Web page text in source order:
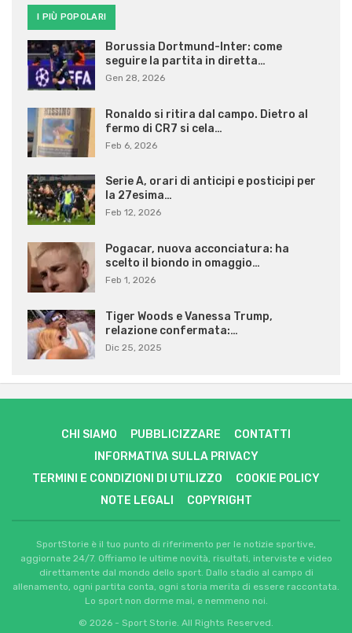
I PIÙ POPOLARI
Borussia Dortmund-Inter: come
seguire la partita in diretta…
Gen 28, 2026
Ronaldo si ritira dal campo. Dietro al
fermo di CR7 si cela…
Feb 6, 2026
Serie A, orari di anticipi e posticipi per
la 27esima…
Feb 12, 2026
Pogacar, nuova acconciatura: ha
scelto il biondo in omaggio…
Feb 1, 2026
Tiger Woods e Vanessa Trump,
relazione confermata:…
Dic 25, 2025
CHI SIAMO PUBBLICIZZARE
CONTATTI
INFORMATIVA SULLA PRIVACY
TERMINI E CONDIZIONI DI UTILIZZO
COOKIE POLICY
NOTE LEGALI
COPYRIGHT
SportStorie è il tuo punto di riferimento per le notizie sportive,
aggiornate 24/7. Offriamo le ultime novità, risultati, interviste e video
direttamente dal mondo dello sport. Dallo stadio al campo di
allenamento, ogni partita conta, ogni storia merita di essere raccontata.
Lo sport non dorme mai, e nemmeno noi.
© 2026 - Sport Storie. All Rights Reserved.